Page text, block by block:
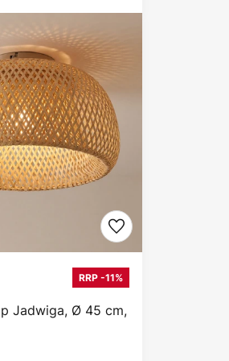
Jadwiga, Ø 45 cm,
RRP -11%